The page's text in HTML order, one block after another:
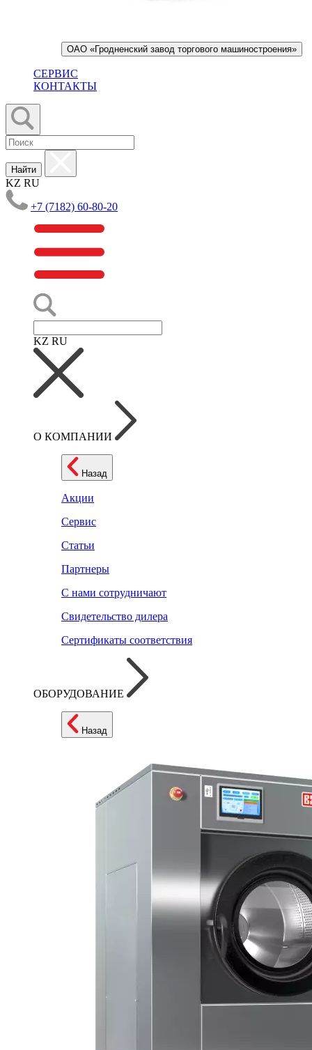
ОАО «Гродненский завод торгового машиностроения»
СЕРВИС
КОНТАКТЫ
Найти
KZ RU
+7 (7182) 60-80-20
KZ RU
О КОМПАНИИ
Назад
Акции
Сервис
Статьи
Партнеры
С нами сотрудничают
Свидетельство дилера
Сертификаты соответствия
ОБОРУДОВАНИЕ
Назад